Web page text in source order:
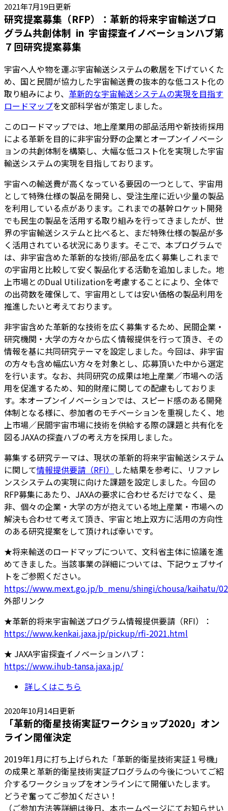
2021年7月19日更新
研究提案募集（RFP）：革新的将来宇宙輸送プロ
グラム共創体制 in 宇宙探査イノベーションハブ第
７回研究提案募集
宇宙へ人や物を運ぶ宇宙輸送システムの敷居を下げていくた
め、国と民間が協力した宇宙輸送費の抜本的な低コスト化の
取り組みにより、 革新的な宇宙輸送システムの実現を目指す
ロードマップを文部科学省が策定しました。
このロードマップでは、地上産業用の部品活用や新技術採用
による革新を目的に非宇宙分野の企業とオープンイノベーシ
ョンの共創体制を構築し、大幅な低コスト化を実現した宇宙
輸送システムの実現を目指しております。
宇宙への輸送費が高くなっている要因の一つとして、宇宙用
として特殊仕様の製品を開発し、受注生産に近い少量の製品
を利用している点があります。これまでの基幹ロケット開発
でも民生の製品を活用する取り組みを行ってきましたが、世
界の宇宙輸送システムと比べると、まだ特殊仕様の製品が多
く活用されている状況にあります。そこで、本プログラムで
は、非宇宙含めた革新的な技術/部品を広く募集しこれまで
の宇宙用と比較して安く製品化する活動を追加しました。地
上市場とのDual Utilizationを考慮することにより、全体で
の出荷数を確保して、宇宙用としては安い価格の製品利用を
推進したいと考えております。
非宇宙含めた革新的な技術を広く募集するため、民間企業・
研究機関・大学の方々から広く情報提供を行って頂き、その
情報を基に共同研究テーマを設定しました。今回は、非宇宙
の方々も含め幅広い方々を対象とし、応募頂いた中から選定
を行います。なお、共同研究の成果は地上産業／市場への活
用を促進するため、知的財産に関しての配慮もしておりま
す。本オープンイノベーションでは、スピード感のある開発
体制となる様に、参加者のモチベーションを重視したく、地
上市場／民間宇宙市場に技術を供給する際の課題と共有化を
図るJAXAの探査ハブの考え方を採用しました。
募集する研究テーマは、現状の革新的将来宇宙輸送システム
に関して情報提供要請（RFI） した結果を参考に、リファレ
ンスシステムの実現に向けた課題を設定しました。今回の
RFP募集にあたり、JAXAの要求に合わせるだけでなく、是
非、個々の企業・大学の方が抱えている地上産業・市場への
解決も合わせて考えて頂き、宇宙と地上双方に活用の方向性
のある研究提案をして頂ければ幸いです。
★将来輸送のロードマップについて、文科省主体に協議を進
めてきました。当該事業の詳細については、下記ウェブサイ
トをご参照ください。
https://www.mext.go.jp/b_menu/shingi/chousa/kaihatu/
外部リンク
★革新的将来宇宙輸送プログラム情報提供要請（RFI）：
https://www.kenkai.jaxa.jp/pickup/rfi-2021.html
★ JAXA宇宙探査イノベーションハブ：
https://www.ihub-tansa.jaxa.jp/
詳しくはこちら
2020年10月14日更新
「革新的衛星技術実証ワークショップ2020」オン
ライン開催決定
2019年1月に打ち上げられた「革新的衛星技術実証１号機」
の成果と革新的衛星技術実証プログラムの今後についてご紹
介するワークショップをオンラインにて開催いたします。
どうぞ奮ってご参加ください！
（ご参加方法等詳細は後日、本ホームページにてお知らせい